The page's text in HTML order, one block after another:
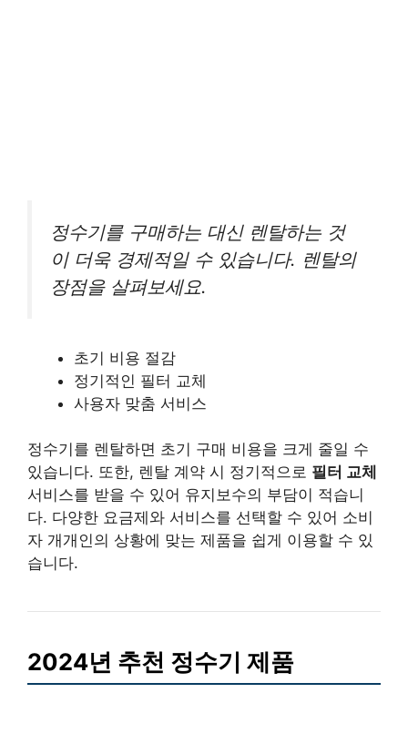
정수기를 구매하는 대신 렌탈하는 것
이 더욱 경제적일 수 있습니다. 렌탈의
장점을 살펴보세요.
초기 비용 절감
정기적인 필터 교체
사용자 맞춤 서비스
정수기를 렌탈하면 초기 구매 비용을 크게 줄일 수
있습니다. 또한, 렌탈 계약 시 정기적으로 필터 교체
서비스를 받을 수 있어 유지보수의 부담이 적습니
다. 다양한 요금제와 서비스를 선택할 수 있어 소비
자 개개인의 상황에 맞는 제품을 쉽게 이용할 수 있
습니다.
2024년 추천 정수기 제품